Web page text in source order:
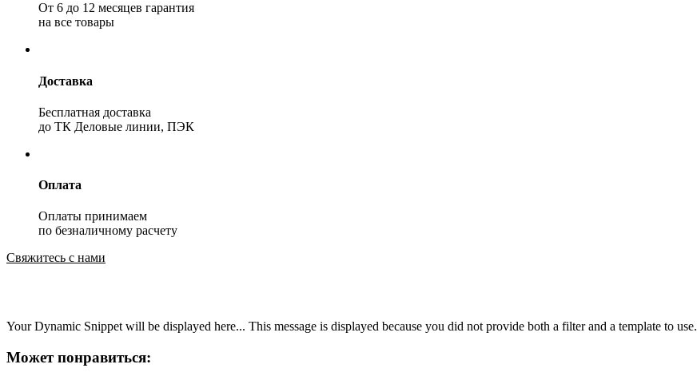
От 6 до 12 месяцев гарантия
на все товары
Доставка
Бесплатная доставка
до ТК Деловые линии, ПЭК
Оплата
Оплаты принимаем
по безналичному расчету
Свяжитесь с нами
Your Dynamic Snippet will be displayed here... This message is displayed because you did not provide both a filter and a template to use.
Может понравиться: